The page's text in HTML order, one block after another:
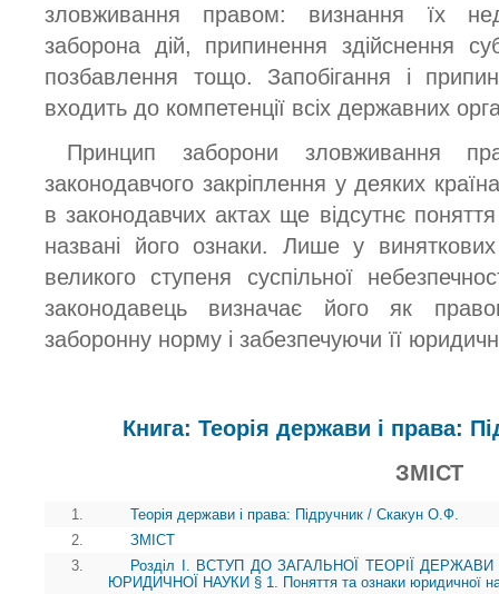
зловживання правом: визнання їх
заборона дій, припинення здійснення
позбавлення тощо. Запобігання і
входить до компетенції всіх державних
Принцип заборони зловживання
законодавчого закріплення у деяких
в законодавчих актах ще відсутнє
названі його ознаки. Лише у
великого ступеня суспільної
законодавець визначає його як
заборонну норму і забезпечуючи її
Книга: Теорія держави і права:
ЗМІСТ
1.
Теорія держави і права: Підручник / Скакун О.Ф.
2.
ЗМІСТ
3.
Розділ І. ВСТУП ДО ЗАГАЛЬНОЇ ТЕОРІЇ
ЮРИДИЧНОЇ НАУКИ § 1. Поняття та ознаки юридичної